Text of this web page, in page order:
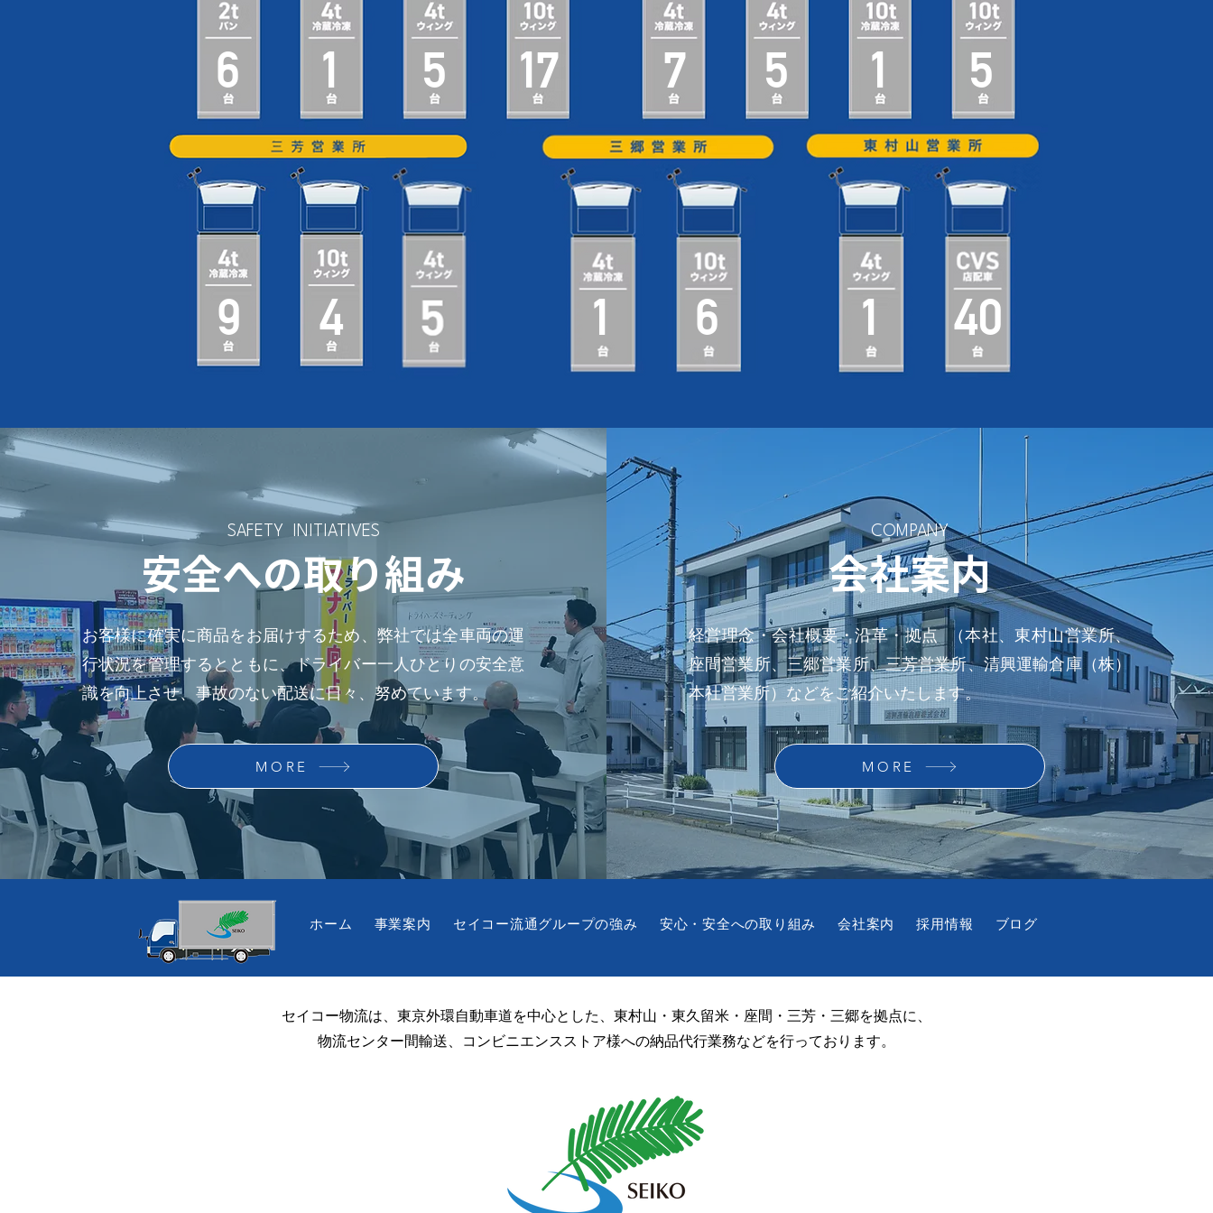
6 1 5 17 7 5 1 5
9 4 1 6 1 40
SAFETY INITIATIVES
安全への取り組み
お客様に確実に商品をお届けするため、弊社では全車両の運
行状況を管理するとともに、ドライバー一人ひとりの安全意
識を向上させ、事故のない配送に日々、努めています。
MORE
COMPANY
会社案内
経営理念・会社概要・沿革・拠点 （本社、東村山営業所、
座間営業所、三郷営業所、三芳営業所、清興運輸倉庫（株）
本社営業所）などをご紹介いたします。
MORE
ホーム 事業案内 セイコー流通グループの強み 安心・安全への取り組み 会社案内 採用情報 ブログ
セイコー物流は、東京外環自動車道を中心とした、東村山・東久留米・座間・三芳・三郷を拠点に、
物流センター間輸送、コンビニエンスストア様への納品代行業務などを行っております。